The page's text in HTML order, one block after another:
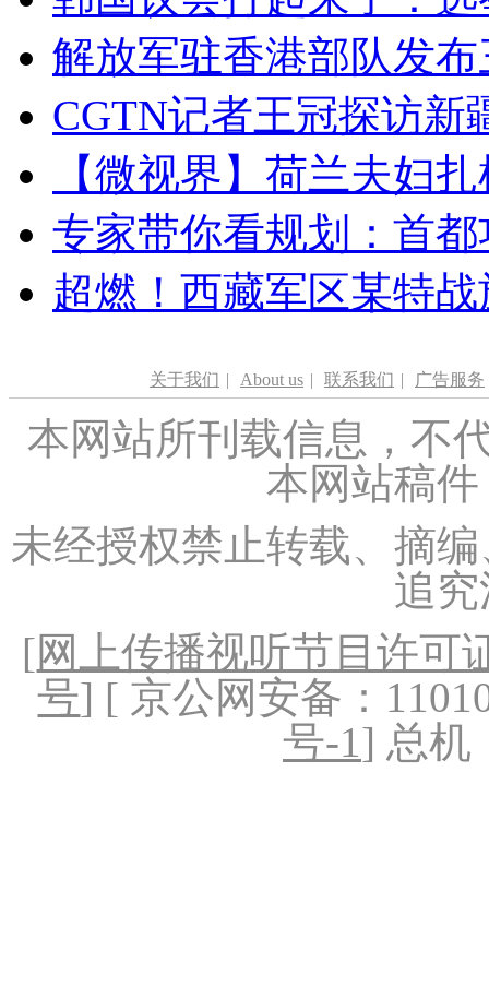
解放军驻香港部队发
CGTN记者王冠探访新
【微视界】荷兰夫妇
专家带你看规划：首
超燃！西藏军区某特
关于我们 | About us | 联系我们 | 广告服务
本网站所刊载信息，不
本网站稿
未经授权禁止转载、摘
追
[网上传播视听节目许可
号] [ 京公网安备：
号-1] 总机